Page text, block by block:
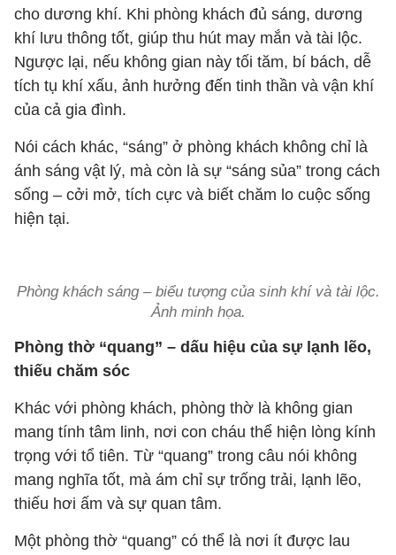
cho dương khí. Khi phòng khách đủ sáng, dương
khí lưu thông tốt, giúp thu hút may mắn và tài lộc.
Ngược lại, nếu không gian này tối tăm, bí bách, dễ
tích tụ khí xấu, ảnh hưởng đến tinh thần và vận khí
của cả gia đình.
Nói cách khác, “sáng” ở phòng khách không chỉ là
ánh sáng vật lý, mà còn là sự “sáng sủa” trong cách
sống – cởi mở, tích cực và biết chăm lo cuộc sống
hiện tại.
Phòng khách sáng – biểu tượng của sinh khí và tài lộc.
Ảnh minh họa.
Phòng thờ “quang” – dấu hiệu của sự lạnh lẽo,
thiếu chăm sóc
Khác với phòng khách, phòng thờ là không gian
mang tính tâm linh, nơi con cháu thể hiện lòng kính
trọng với tổ tiên. Từ “quang” trong câu nói không
mang nghĩa tốt, mà ám chỉ sự trống trải, lạnh lẽo,
thiếu hơi ấm và sự quan tâm.
Một phòng thờ “quang” có thể là nơi ít được lau